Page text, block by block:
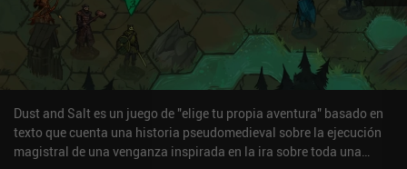
Dust and Salt es un juego de "elige tu propia aventura" basado en
texto que cuenta una historia pseudomedieval sobre la ejecución
magistral de una venganza inspirada en la ira sobre toda una